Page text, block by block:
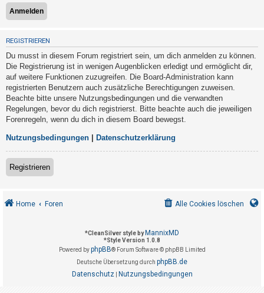
i
s
t
r
i
e
r
e
n
U
n
e
REGISTRIEREN
Du musst in diesem Forum registriert sein, um dich anmelden zu können.
Die Registrierung ist in wenigen Augenblicken erledigt und ermöglicht dir,
auf weitere Funktionen zuzugreifen. Die Board-Administration kann
registrierten Benutzern auch zusätzliche Berechtigungen zuweisen.
Beachte bitte unsere Nutzungsbedingungen und die verwandten
Regelungen, bevor du dich registrierst. Bitte beachte auch die jeweiligen
Forenregeln, wenn du dich in diesem Board bewegst.
Nutzungsbedingungen Datenschutzerklärung
Registrieren
Home Foren Alle Cookies löschen
*CleanSilver style by MannixMD
*Style Version 1.0.8
Powered byphpBB® Forum Software © phpBB Limited
Deutsche Übersetzung durch phpBB.de
Datenschutz| Nutzungsbedingungen